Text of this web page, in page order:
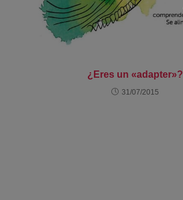
¿Eres un «adapter»?
31/07/2015